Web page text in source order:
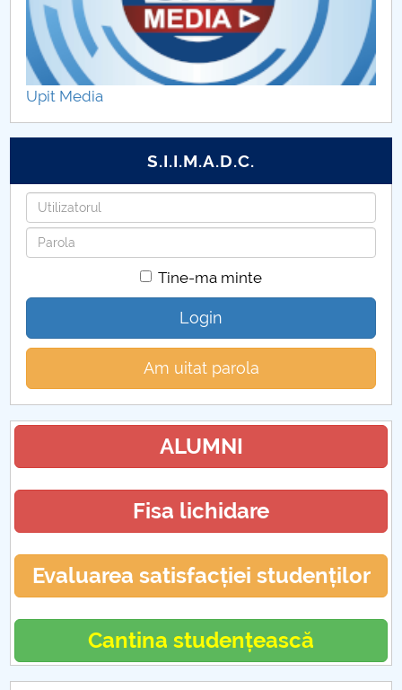
Plan invat NIV I POSTUNIV
Plan invat NIV II POSTUNIV
Fisele disciplinelor pentru Nivel I universitar
Fisele disciplinelor pentru Nivel II universitar
Fișele disciplinelor pentru nivelul II în regim
postuniversitar
Fișele disciplinelor pentru nivel I în regim
postuniveersitar
Upit Media
S.I.I.M.A.D.C.
Utilizatorul
Parola
Tine-ma minte
Login
Am uitat parola
ALUMNI
Fisa lichidare
Evaluarea satisfacției studenților
Cantina studențească